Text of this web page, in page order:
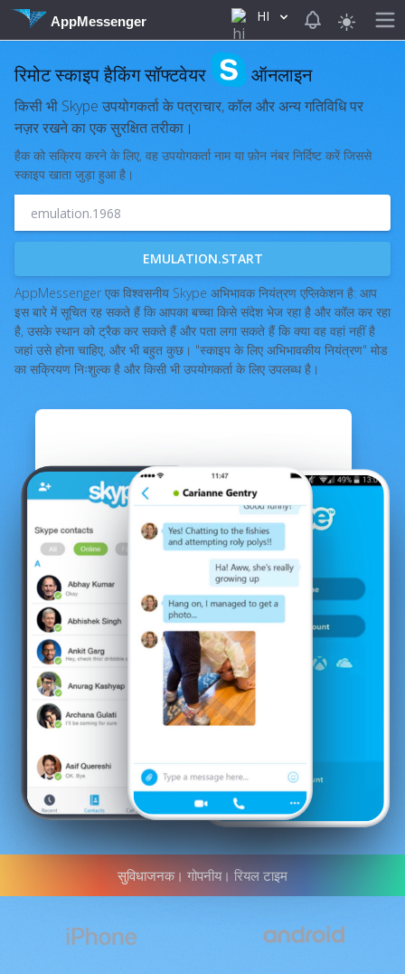
AppMessenger HI View
रिमोट स्काइप हैकिंग सॉफ्टवेयर ऑनलाइन
किसी भी Skype उपयोगकर्ता के पत्राचार, कॉल और अन्य गतिविधि पर
नज़र रखने का एक सुरक्षित तरीका।
हैक को सक्रिय करने के लिए, वह उपयोगकर्ता नाम या फ़ोन नंबर निर्दिष्ट करें जिससे
स्काइप खाता जुड़ा हुआ है।
EMULATION.START
AppMessenger एक विश्वसनीय Skype अभिभावक नियंत्रण एप्लिकेशन है: आप
इस बारे में सूचित रह सकते हैं कि आपका बच्चा किसे संदेश भेज रहा है और कॉल कर रहा
है, उसके स्थान को ट्रैक कर सकते हैं और पता लगा सकते हैं कि क्या वह वहां नहीं है
जहां उसे होना चाहिए, और भी बहुत कुछ। "स्काइप के लिए अभिभावकीय नियंत्रण" मोड
का सक्रियण निःशुल्क है और किसी भी उपयोगकर्ता के लिए उपलब्ध है।
सुविधाजनक। गोपनीय। रियल टाइम